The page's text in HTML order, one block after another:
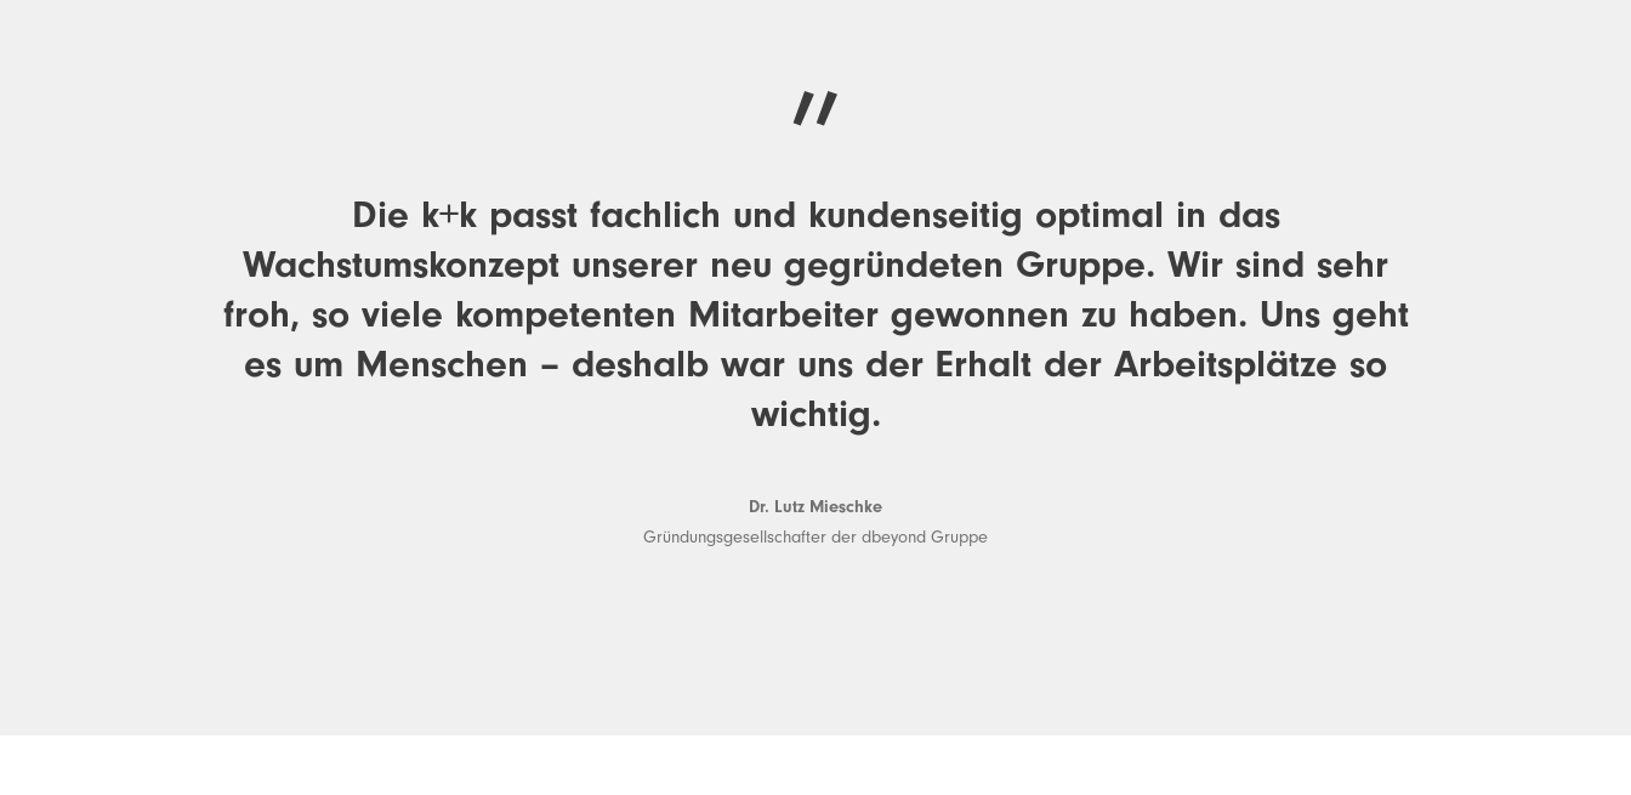
Die k+k passt fachlich und kundenseitig optimal in das
Wachstumskonzept unserer neu gegründeten Gruppe. Wir sind sehr
froh, so viele kompetenten Mitarbeiter gewonnen zu haben. Uns geht
es um Menschen – deshalb war uns der Erhalt der Arbeitsplätze so
wichtig.
Dr. Lutz Mieschke
Gründungsgesellschafter der dbeyond Gruppe